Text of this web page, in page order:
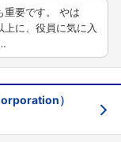
重要です。 やは
上に、役員に気に入
）